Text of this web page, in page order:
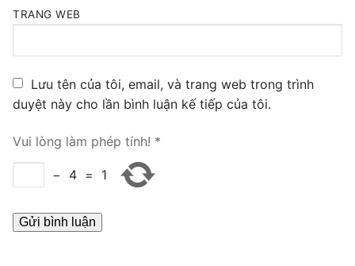
FXO VoIP Gateway
VoIP GSM / 3G / 4G Gateways
E1 / T1 / PRI VoIP Gateway
PRI VoIP Gateway TE200
LIÊN HỆ
TRANG WEB
Lưu tên của tôi, email, và trang web trong trình
duyệt này cho lần bình luận kế tiếp của tôi.
Vui lòng làm phép tính! *
− 4 = 1